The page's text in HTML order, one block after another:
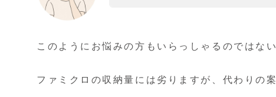
このようにお悩みの方もいらっしゃるのではな
ファミクロの収納量には劣りますが、代わりの